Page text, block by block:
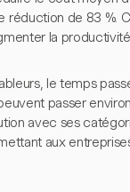
réduction de 83 %.
la
le temps
passer
avec ses
aux